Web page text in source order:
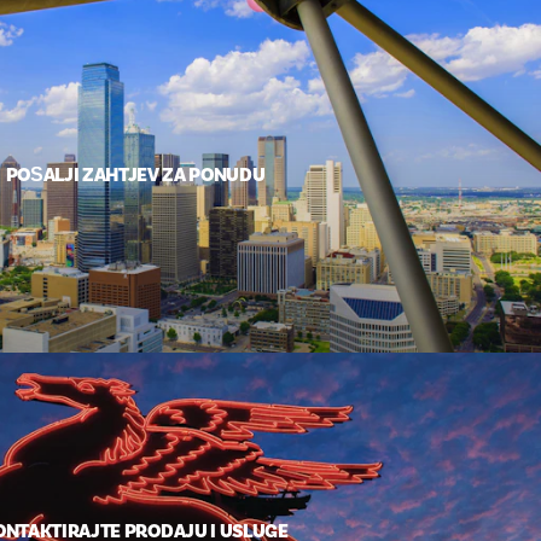
POŠALJI ZAHTJEV ZA PONUDU
PRODAJU I USLUGE